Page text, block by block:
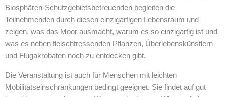
Biosphären-Schutzgebietsbetreuenden begleiten die
Teilnehmenden durch diesen einzigartigen Lebensraum und
zeigen, was das Moor ausmacht, warum es so einzigartig ist und
was es neben fleischfressenden Pflanzen, Überlebenskünstlern
und Flugakrobaten noch zu entdecken gibt.
Die Veranstaltung ist auch für Menschen mit leichten
Mobilitätseinschränkungen bedingt geeignet. Sie findet auf gut